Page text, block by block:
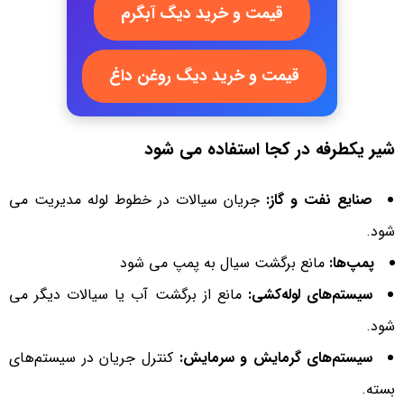
قیمت و خرید دیگ آبگرم
قیمت و خرید دیگ روغن داغ
شیر یکطرفه در کجا استفاده می شود
صنایع نفت و گاز: جریان سیالات در خطوط لوله مدیریت می
شود.
پمپ‌ها: مانع برگشت سیال به پمپ می شود
سیستم‌های لوله‌کشی: مانع از برگشت آب یا سیالات دیگر می
شود.
سیستم‌های گرمایش و سرمایش: کنترل جریان در سیستم‌های
بسته.